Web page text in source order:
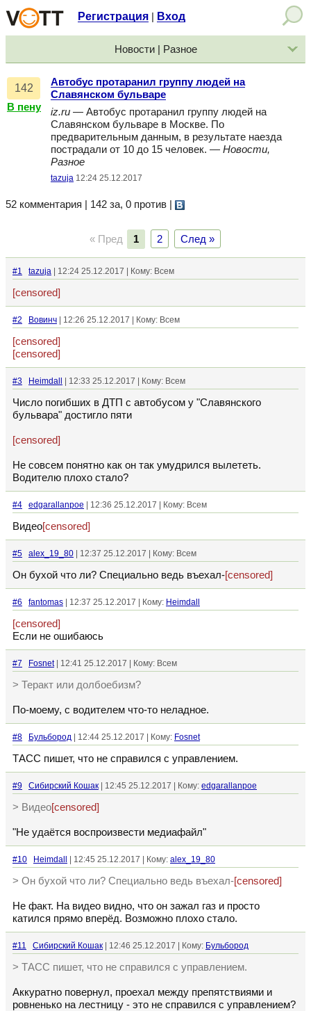
Регистрация Вход
Новости | Разное
142
В пену
Автобус протаранил группу людей на
Славянском бульваре
iz.ru — Автобус протаранил группу людей на
Славянском бульваре в Москве. По
предварительным данным, в результате наезда
пострадали от 10 до 15 человек. — Новости,
Разное
tazuja 12:24 25.12.2017
52 комментария | 142 за, 0 против
« Пред 1 2 След »
#1 tazuja | 12:24 25.12.2017 | Кому: Всем
[censored]
#2 Вовинч | 12:26 25.12.2017 | Кому: Всем
[censored]
[censored]
#3 Heimdall | 12:33 25.12.2017 | Кому: Всем
Число погибших в ДТП с автобусом у "Славянского
бульвара" достигло пяти
[censored]
Не совсем понятно как он так умудрился вылететь.
Водителю плохо стало?
#4 edgarallanpoe | 12:36 25.12.2017 | Кому: Всем
Видео[censored]
#5 alex_19_80 | 12:37 25.12.2017 | Кому: Всем
Он бухой что ли? Специально ведь въехал-[censored]
#6 fantomas | 12:37 25.12.2017 | Кому: Heimdall
[censored]
Если не ошибаюсь
#7 Fosnet| 12:41 25.12.2017 | Кому: Всем
> Теракт или долбоебизм?
По-моему, с водителем что-то неладное.
#8 Бульбород | 12:44 25.12.2017 | Кому: Fosnet
ТАСС пишет, что не справился с управлением.
#9 Сибирский Кошак | 12:45 25.12.2017 | Кому: edgarallanpoe
> Видео[censored]
"Не удаётся воспроизвести медиафайл"
#10 Heimdall | 12:45 25.12.2017 | Кому: alex_19_80
> Он бухой что ли? Специально ведь въехал-[censored]
Не факт. На видео видно, что он зажал газ и просто
катился прямо вперёд. Возможно плохо стало.
#11 Сибирский Кошак | 12:46 25.12.2017 | Кому: Бульбород
> ТАСС пишет, что не справился с управлением.
Аккуратно повернул, проехал между препятствиями и
ровненько на лестницу - это не справился с управлением?